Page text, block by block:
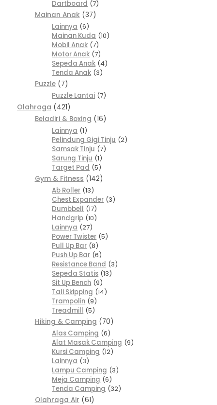
Dartboard 7
Mainan Anak
37
Lainnya 6
Mainan Kuda 10
Mobil Anak 7
Motor Anak 7
Sepeda Anak 4
Tenda Anak 3
Puzzle
7
Puzzle Lantai 7
Olahraga 421
Beladiri & Boxing
16
Lainnya 1
Pelindung Gigi Tinju 2
Samsak Tinju 7
Sarung Tinju 1
Target Pad 5
Gym & Fitness
142
Ab Roller 13
Chest Expander 3
Dumbbell 17
Handgrip 10
Lainnya 27
Power Twister 5
Pull Up Bar 8
Push Up Bar 6
Resistance Band 3
Sepeda Statis 13
Sit Up Bench 9
Tali Skipping 14
Trampolin 9
Treadmill 5
Hiking & Camping
70
Alas Camping 6
Alat Masak Camping 9
Kursi Camping 12
Lainnya 3
Lampu Camping 3
Meja Camping 6
Tenda Camping 32
Olahraga Air
61